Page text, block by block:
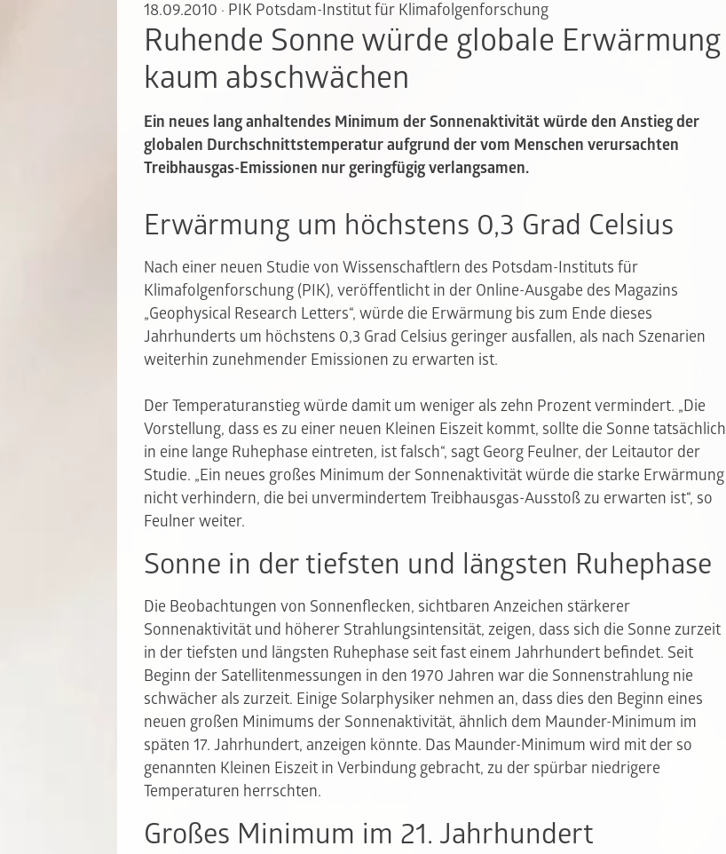
18.09.2010 · PIK Potsdam-Institut für Klimafolgenforschung
Ruhende Sonne würde globale Erwärmung
kaum abschwächen
Ein neues lang anhaltendes Minimum der Sonnenaktivität würde den Anstieg der
globalen Durchschnittstemperatur aufgrund der vom Menschen verursachten
Treibhausgas-Emissionen nur geringfügig verlangsamen.
Erwärmung um höchstens 0,3 Grad Celsius
Nach einer neuen Studie von Wissenschaftlern des Potsdam-Instituts für
Klimafolgenforschung (PIK), veröffentlicht in der Online-Ausgabe des Magazins
„Geophysical Research Letters“, würde die Erwärmung bis zum Ende dieses
Jahrhunderts um höchstens 0,3 Grad Celsius geringer ausfallen, als nach Szenarien
weiterhin zunehmender Emissionen zu erwarten ist.
Der Temperaturanstieg würde damit um weniger als zehn Prozent vermindert. „Die
Vorstellung, dass es zu einer neuen Kleinen Eiszeit kommt, sollte die Sonne tatsächlich
in eine lange Ruhephase eintreten, ist falsch“, sagt Georg Feulner, der Leitautor der
Studie. „Ein neues großes Minimum der Sonnenaktivität würde die starke Erwärmung
nicht verhindern, die bei unvermindertem Treibhausgas-Ausstoß zu erwarten ist“, so
Feulner weiter.
Sonne in der tiefsten und längsten Ruhephase
Die Beobachtungen von Sonnenflecken, sichtbaren Anzeichen stärkerer
Sonnenaktivität und höherer Strahlungsintensität, zeigen, dass sich die Sonne zurzeit
in der tiefsten und längsten Ruhephase seit fast einem Jahrhundert befindet. Seit
Beginn der Satellitenmessungen in den 1970 Jahren war die Sonnenstrahlung nie
schwächer als zurzeit. Einige Solarphysiker nehmen an, dass dies den Beginn eines
neuen großen Minimums der Sonnenaktivität, ähnlich dem Maunder-Minimum im
späten 17. Jahrhundert, anzeigen könnte. Das Maunder-Minimum wird mit der so
genannten Kleinen Eiszeit in Verbindung gebracht, zu der spürbar niedrigere
Temperaturen herrschten.
Großes Minimum im 21. Jahrhundert